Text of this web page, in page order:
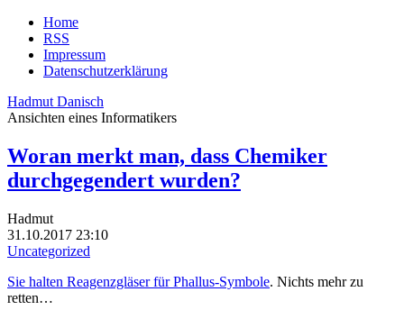
Home
RSS
Impressum
Datenschutzerklärung
Hadmut Danisch
Ansichten eines Informatikers
Woran merkt man, dass Chemiker
durchgegendert wurden?
Hadmut
31.10.2017 23:10
Uncategorized
Sie halten Reagenzgläser für Phallus-Symbole. Nichts mehr zu
retten…